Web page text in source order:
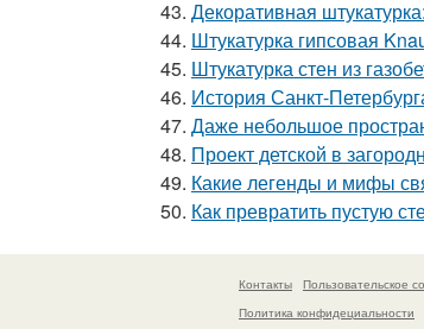
43. Декоративная
44. Штукатурка гипсовая
45. Штукатурка стен из
46. История Санкт-
47. Даже небольшое
48. Проект детской в
49. Какие легенды и мифы
50. Как превратить пустую
Контакты
Пользовательское
Политика конфидециальности